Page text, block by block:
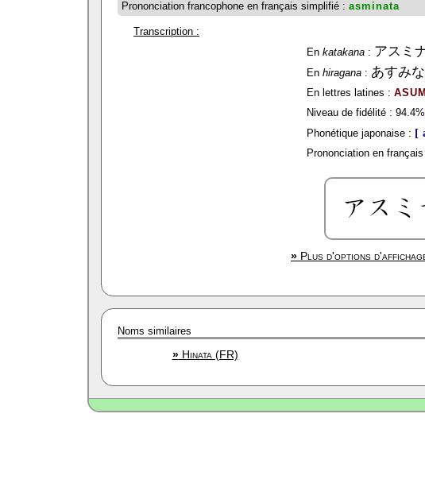
Prononciation francophone en français simplifié : asminata
Transcription :
En katakana: アスミ
En hiragana: あすみ
En lettres latines :
Niveau de fidélité : 94.4%
Phonétique japonaise : [
Prononciation en
» Plus d'options
Noms similaires
»Hinata (FR)